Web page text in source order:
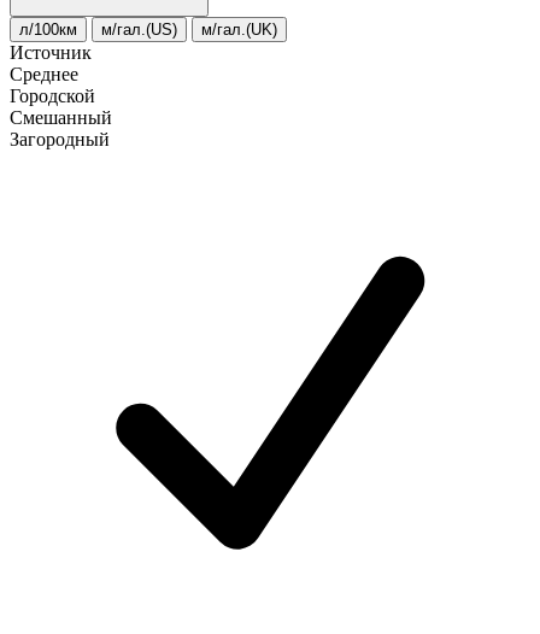
л/100км м/гал.(US) м/гал.(UK)
Источник
Среднее
Городской
Смешанный
Загородный